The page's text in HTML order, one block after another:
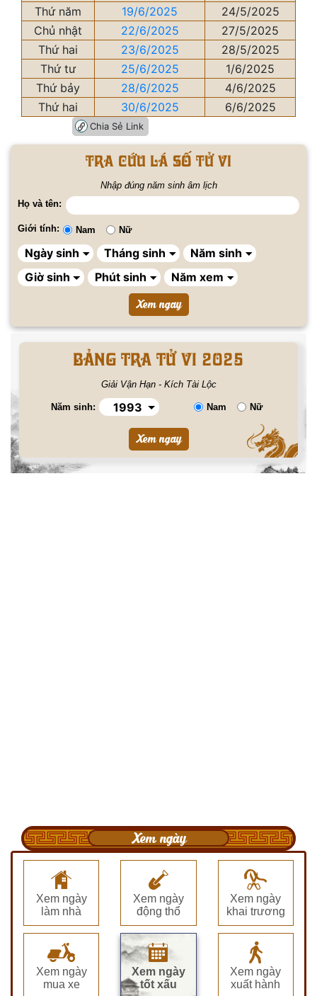
Thứ năm
19/6/2025
24/5/2025
Chủ nhật
22/6/2025
27/5/2025
Thứ hai
23/6/2025
28/5/2025
Thứ tư
25/6/2025
1/6/2025
Thứ bảy
28/6/2025
4/6/2025
Thứ hai
30/6/2025 6/6/2025
Chia Sẻ Link
Tra cứu lá số tử vi
Nhập đúng năm sinh âm lịch
Họ và tên:
Giới tính: Nam Nữ
BẢNG TRA TỬ VI 2025
Giải Vận Hạn - Kích Tài Lộc
Năm sinh: Nam Nữ
Xem ngày
Xem ngày
làm nhà
Xem ngày
động thổ
Xem ngày
khai trương
Xem ngày
mua xe
Xem ngày
tốt xấu
Xem ngày
xuất hành